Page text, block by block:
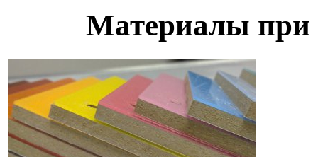
Материалы при